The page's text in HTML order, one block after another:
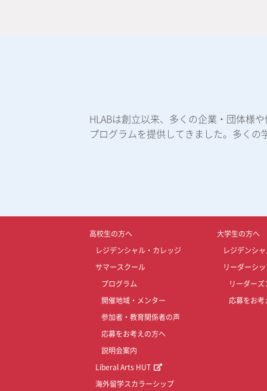
HLABは創立以来、多くの企業・団体様
プログラムを提供してきました。多く
高校生の方へ
レジデンシャル・カレッジ
サマースクール
プログラム
開催地域・メンター
参加者・教育関係者の声
応募をお考えの方へ
説明会案内
Liberal Arts HUT
海外留学スカラーシップ
大学生の方へ
レジデンシ
リーダーシ
リーダーズ
応募をお考